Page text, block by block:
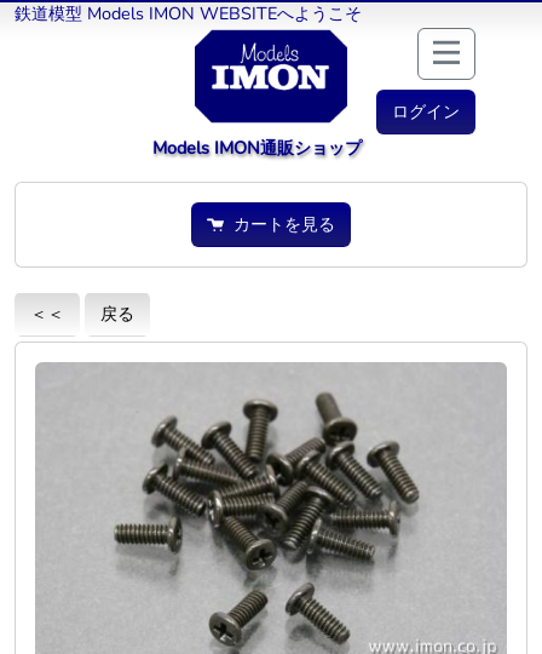
鉄道模型 Models IMON WEBSITEへようこそ
ログイン
Models IMON通販ショップ
カートを見る
＜＜ 戻る